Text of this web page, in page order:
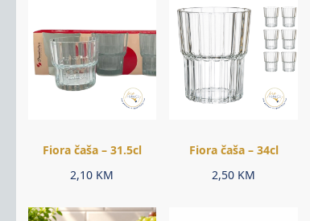
Fiora čaša – 31.5cl
2,10 KM
Fiora čaša – 34cl
2,50 KM